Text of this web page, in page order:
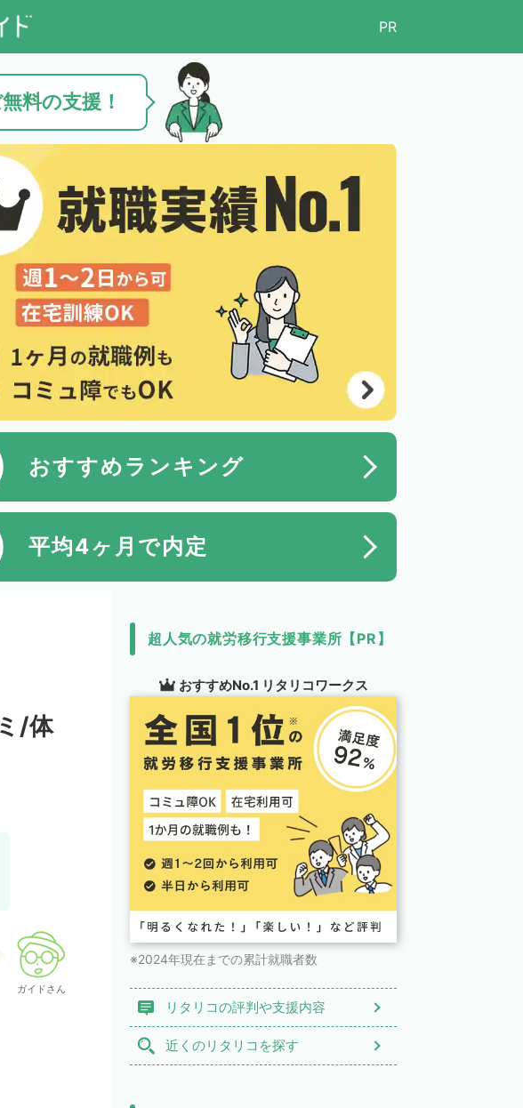
料の支援！
おすすめランキング
平均4ヶ月 で内定
/体
ガイドさん
超人気の就労移行支援事業所【PR】
おすすめNo.1 リタリコワークス
※2024年現在までの累計就職者数
リタリコの評判や支援内容
近くのリタリコを探す